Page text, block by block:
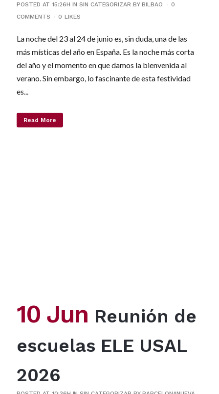
POSTED AT 15:26H INSIN CATEGORIZAR BYBILBAO
0
COMMENTS
0 LIKES
La noche del 23 al 24 de junio es, sin duda, una de las
más místicas del año en España. Es la noche más corta
del año y el momento en que damos la bienvenida al
verano. Sin embargo, lo fascinante de esta festividad
es...
Read More
10 Jun Reunión de
escuelas ELE USAL
2026